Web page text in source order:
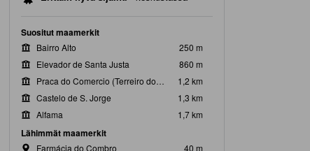
Suositut maamerkit
Bairro Alto
250 m
Elevador de Santa Justa
860 m
Praca do Comercio (Terreiro do Paco)
1,2 km
Castelo de S. Jorge
1,3 km
Alfama
1,7 km
Lähimmät maamerkit
Farmácia do Combro
40 m